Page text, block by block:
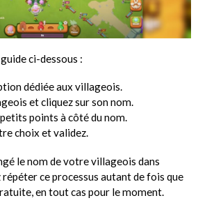
ci-dessous :
dédiée aux villageois.
et cliquez sur son nom.
points à côté du nom.
choix et validez.
le nom de votre villageois dans
répéter ce processus autant de fois que
en tout cas pour le moment.